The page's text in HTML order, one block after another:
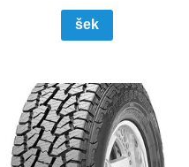
šek